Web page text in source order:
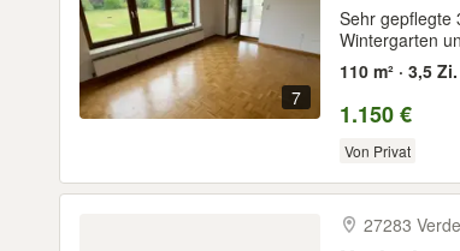
7
Sehr gepflegte
Wintergarten
110 m² · 3,5 Zi.
1.150 €
Von Privat
27283